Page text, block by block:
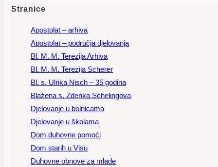
Stranice
Apostolat – arhiva
Apostolat – područja djelovanja
Bl. M. M. Terezija Arhiva
Bl. M. M. Terezija Scherer
Bl. s. Ulrika Nisch – 35 godina
Blažena s. Zdenka Schelingova
Djelovanje u bolnicama
Djelovanje u školama
Dom duhovne pomoći
Dom starih u Visu
Duhovne obnove za mlade